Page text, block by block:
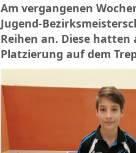
Am vergangenen
Jugend-
Reihen an. Diese hatten
Platzierung auf dem